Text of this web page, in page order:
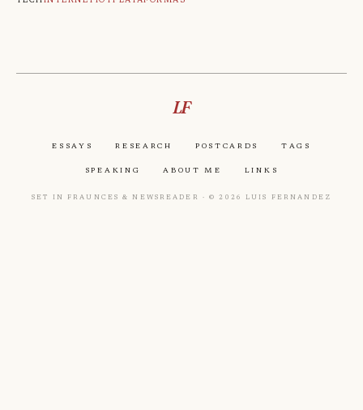
LF
Essays Research Postcards Tags
Speaking About Me Links
Set in Fraunces & Newsreader · © 2026 Luis Fernandez